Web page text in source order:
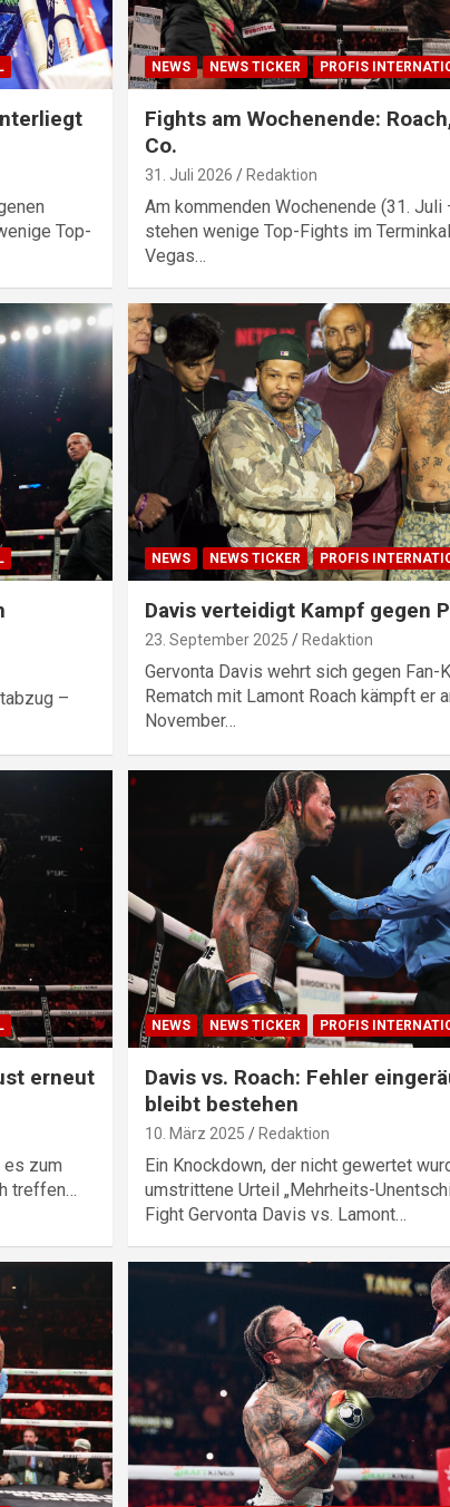
Top-
NEWS NEWS TICKER PROFIS
Fights am Wochenende:
Co.
31. Juli 2026 Redaktion
Am kommenden Wochenende (31. Juli
stehen wenige Top-Fights im
Vegas…
–
NEWS NEWS TICKER PROFIS
Davis verteidigt Kampf gegen
23. September 2025 Redaktion
Gervonta Davis wehrt sich gegen Fan-
Rematch mit Lamont Roach kämpft er
November…
erneut
zum
treffen…
NEWS NEWS TICKER PROFIS
Davis vs. Roach: Fehler
bleibt bestehen
10. März 2025 Redaktion
Ein Knockdown, der nicht gewertet
umstrittene Urteil „Mehrheits-
Fight Gervonta Davis vs. Lamont…